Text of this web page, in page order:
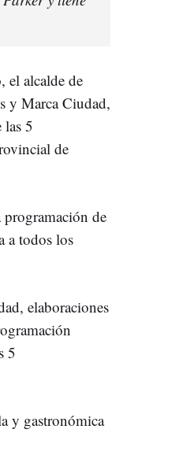
el alcalde de
y Marca Ciudad,
las 5
de
de
a todos los
elaboraciones
5
y gastronómica